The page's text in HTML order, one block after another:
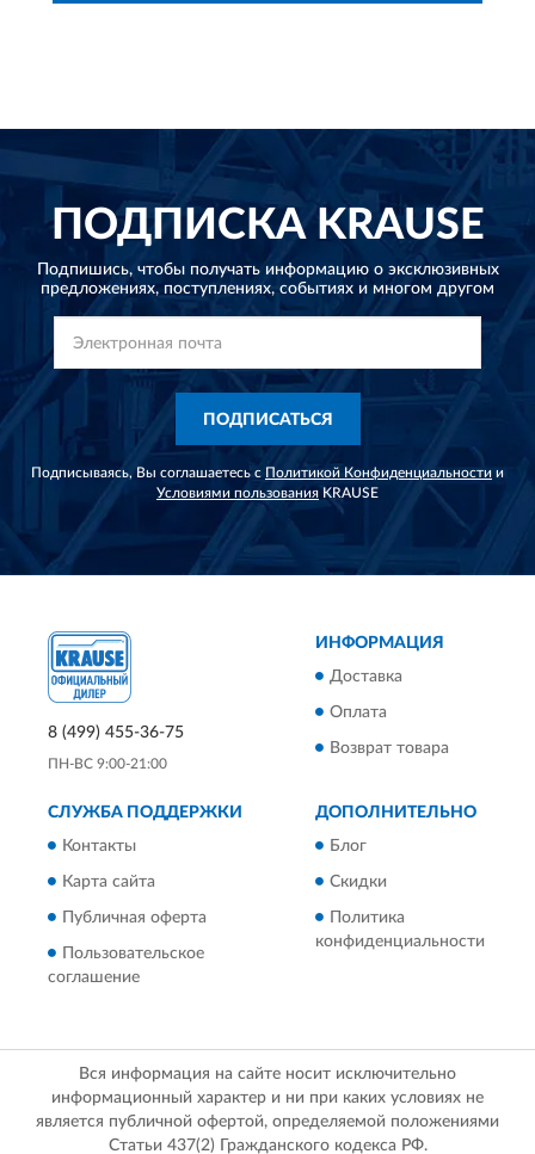
ПОДПИСКАKRAUSE
Подпишись, чтобы получать информацию о эксклюзивных
предложениях, поступлениях, событиях и многом другом
ПОДПИСАТЬСЯ
Подписываясь, Вы соглашаетесь с Политикой Конфиденциальности и
Условиями пользованияKRAUSE
8 (499) 455-36-75
ПН-ВС 9:00-21:00
ИНФОРМАЦИЯ
Доставка
Оплата
Возврат товара
СЛУЖБА ПОДДЕРЖКИ
Контакты
Карта сайта
Публичная оферта
Пользовательское
соглашение
ДОПОЛНИТЕЛЬНО
Блог
Скидки
Политика
конфиденциальности
Вся информация на сайте носит исключительно
информационный характер и ни при каких условиях не
является публичной офертой, определяемой положениями
Статьи 437(2) Гражданского кодекса РФ.